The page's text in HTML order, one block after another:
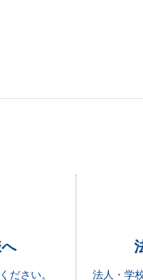
ださい。 法人・学